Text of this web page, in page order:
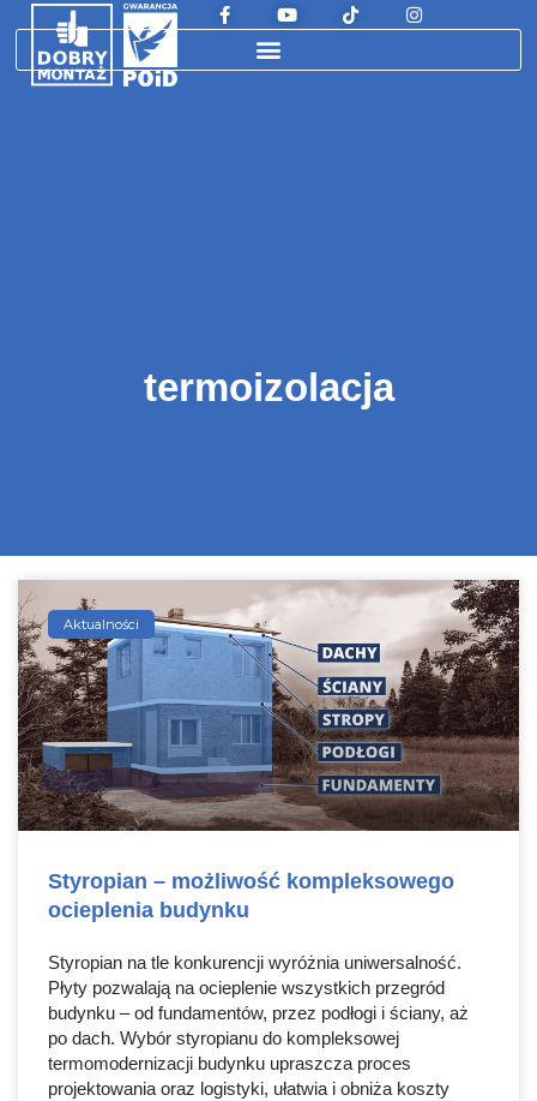
termoizolacja
Aktualności
Styropian – możliwość kompleksowego
ocieplenia budynku
Styropian na tle konkurencji wyróżnia uniwersalność.
Płyty pozwalają na ocieplenie wszystkich przegród
budynku – od fundamentów, przez podłogi i ściany, aż
po dach. Wybór styropianu do kompleksowej
termomodernizacji budynku upraszcza proces
projektowania oraz logistyki, ułatwia i obniża koszty